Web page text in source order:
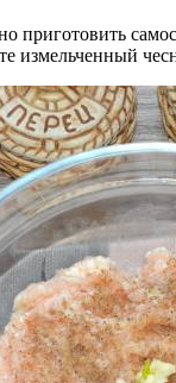
измельченный